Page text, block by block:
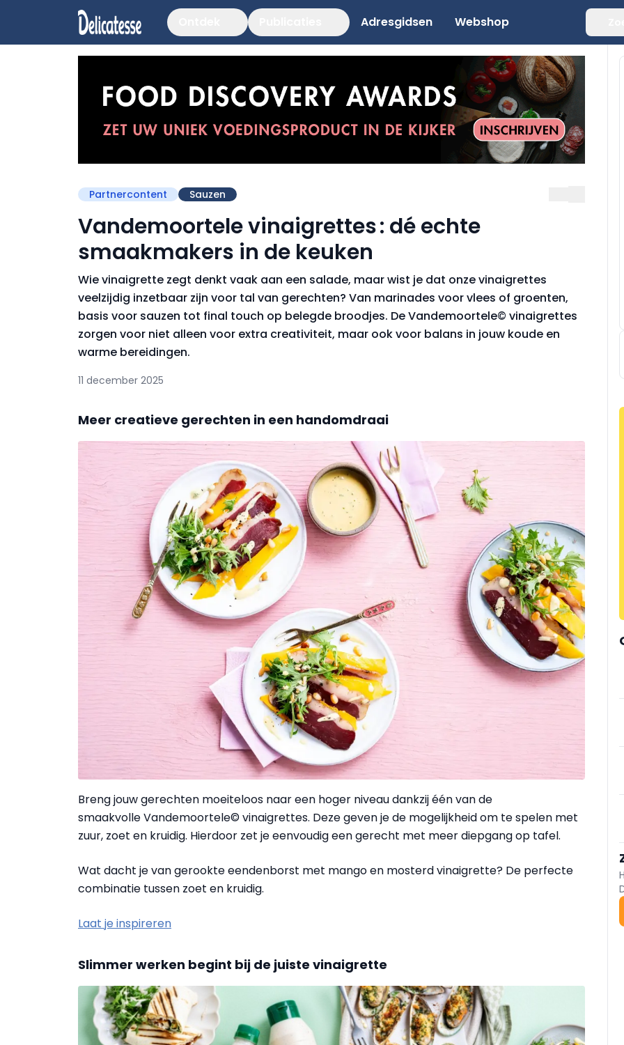
Adresgidsen Webshop
Partnercontent Sauzen
Vandemoortele vinaigrettes : dé echte
smaakmakers in de keuken
Wie vinaigrette zegt denkt vaak aan een salade, maar wist je dat onze vinaigrettes
veelzijdig inzetbaar zijn voor tal van gerechten? Van marinades voor vlees of groenten,
basis voor sauzen tot final touch op belegde broodjes. De Vandemoortele© vinaigrettes
zorgen voor niet alleen voor extra creativiteit, maar ook voor balans in jouw koude en
warme bereidingen.
11 december 2025
Meer creatieve gerechten in een handomdraai
Breng jouw gerechten moeiteloos naar een hoger niveau dankzij één van de
smaakvolle Vandemoortele© vinaigrettes. Deze geven je de mogelijkheid om te spelen met
zuur, zoet en kruidig. Hierdoor zet je eenvoudig een gerecht met meer diepgang op tafel.
Wat dacht je van gerookte eendenborst met mango en mosterd vinaigrette? De perfecte
combinatie tussen zoet en kruidig.
Laat je inspireren
Slimmer werken begint bij de juiste vinaigrette